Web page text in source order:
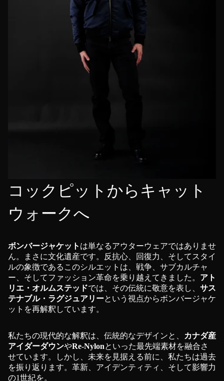
コックピットからキャット
ウォークへ
ボンバージャケット は単なるアウターウェアではありませ
ん。まさに文化遺産です。反抗心、回復力、そしてスタイ
ルの象徴であるこのシルエットは、戦争、サブカルチャ
ー、そしてファッション革命を乗り越えてきました。 アト
リエ・オルムステッドでは、その伝統に敬意を表し、 サス
テナブル・ラグジュアリーという視点からボンバージャケ
ットを再解釈しています。
私たちの現代的な解釈は、伝統的なデザインと、
カナダ産
アイダーダウンやRe-Nylonといった最先端素材を融合さ
せています。しかし、未来を見据える前に、私たちは過去
を振り返ります。革新、アイデンティティ、そして影響力
の1世紀を。